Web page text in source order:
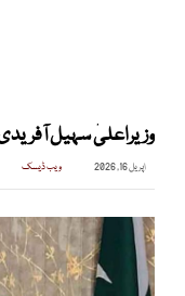
وزیراعلیٰ سہیل
اپریل 16, 2026 ویب ڈیسک